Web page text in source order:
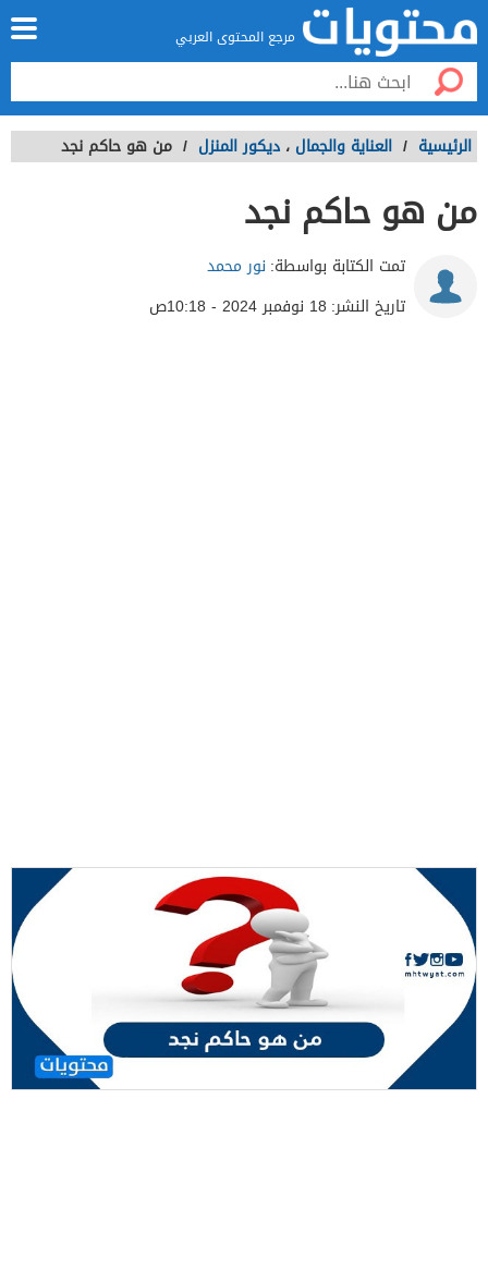
مرجع المحتوى العربي
الرئيسية / العناية والجمال ، ديكور المنزل / من هو حاكم نجد
من هو حاكم نجد
تمت الكتابة بواسطة: نور محمد
تاريخ النشر: 18 نوفمبر 2024 - 10:18ص